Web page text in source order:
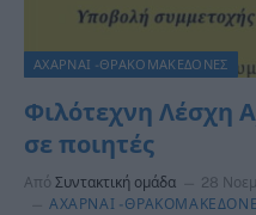
ΑΧΑΡΝΑΙ -ΘΡΑΚΟΜΑΚΕΔΟΝΕΣ
Φιλότεχνη Λέσχη
σε ποιητές
Από Συντακτική ομάδα
28
ΑΧΑΡΝΑΙ -